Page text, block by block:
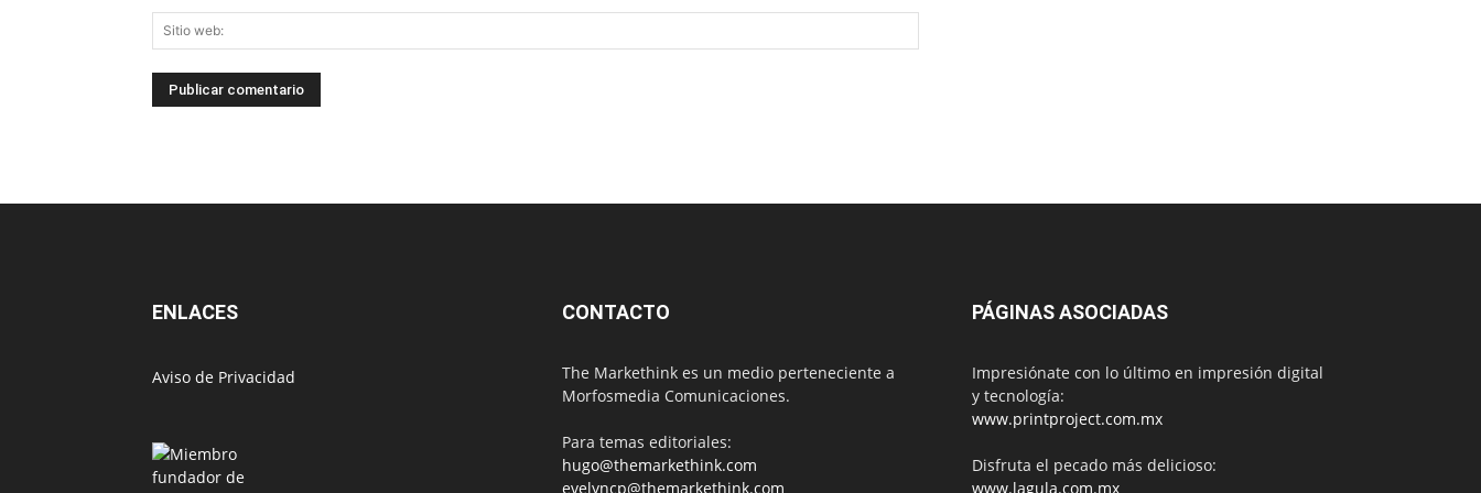
ENLACES
Aviso de Privacidad
CONTACTO
The Markethink es un medio perteneciente a
Morfosmedia Comunicaciones.
Para temas editoriales:
hugo@themarkethink.com
evelyncp@themarkethink.com
PÁGINAS ASOCIADAS
Impresiónate con lo último en impresión digital
y tecnología:
www.printproject.com.mx
Disfruta el pecado más delicioso:
www.lagula.com.mx